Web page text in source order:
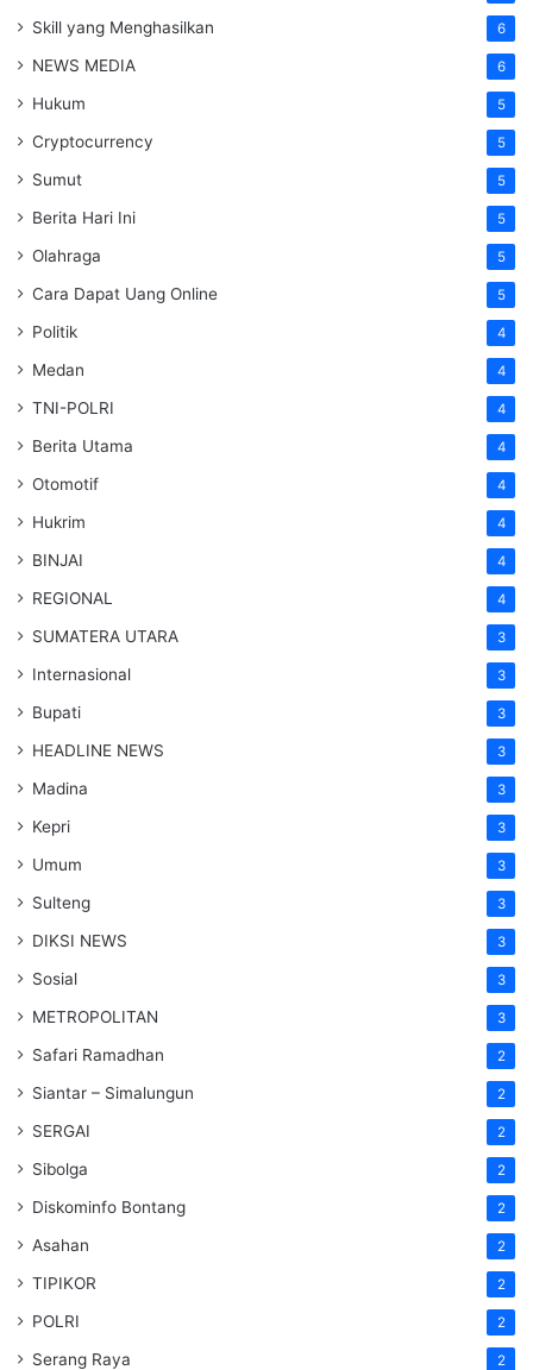
Skill yang Menghasilkan 6
NEWS MEDIA 6
Hukum 5
Cryptocurrency 5
Sumut 5
Berita Hari Ini 5
Olahraga 5
Cara Dapat Uang Online 5
Politik 4
Medan 4
TNI-POLRI 4
Berita Utama 4
Otomotif 4
Hukrim 4
BINJAI 4
REGIONAL 4
SUMATERA UTARA 3
Internasional 3
Bupati 3
HEADLINE NEWS 3
Madina 3
Kepri 3
Umum 3
Sulteng 3
DIKSI NEWS 3
Sosial 3
METROPOLITAN 3
Safari Ramadhan 2
Siantar – Simalungun 2
SERGAI 2
Sibolga 2
Diskominfo Bontang 2
Asahan 2
TIPIKOR 2
POLRI 2
Serang Raya 2